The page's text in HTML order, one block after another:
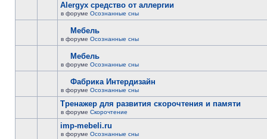
Alergyx средство от аллергии
в форуме Осознанные сны
Мебель
в форуме Осознанные сны
Мебель
в форуме Осознанные сны
Фабрика Интердизайн
в форуме Осознанные сны
Тренажер для развития скорочтения и памяти
в форуме Скорочтение
imp-mebeli.ru
в форуме Осознанные сны